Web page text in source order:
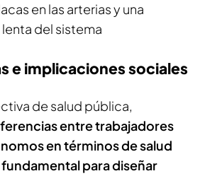
en las arterias y una
del sistema
e implicaciones sociales
de salud pública,
entre trabajadores
en términos de salud
para diseñar